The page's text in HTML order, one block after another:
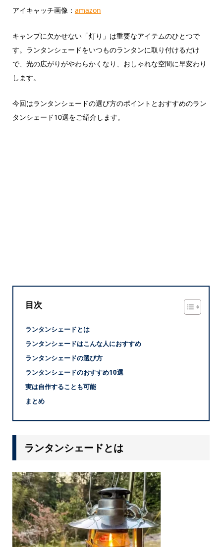
アイキャッチ画像： amazon
キャンプに欠かせない「灯り」は重要なアイテムのひとつで
す。ランタンシェードをいつものランタンに取り付けるだけ
で、光の広がりがやわらかくなり、おしゃれな空間に早変わり
します。
今回はランタンシェードの選び方のポイントとおすすめのラン
タンシェード10選をご紹介します。
目次
ランタンシェードとは
ランタンシェードはこんな人におすすめ
ランタンシェードの選び方
ランタンシェードのおすすめ10選
実は自作することも可能
まとめ
ランタンシェードとは